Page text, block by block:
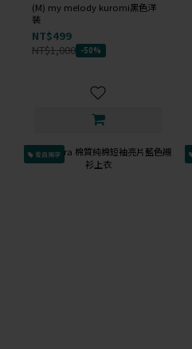
(M) my melody kuromi黑色洋
裝
NT$499
NT$1,000 -50%
會員獨享